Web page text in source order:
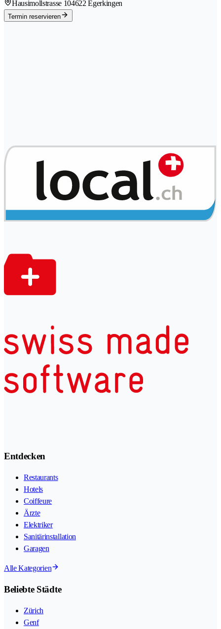
Hausimollstrasse 104622 Egerkingen
Termin reservieren
Entdecken
Restaurants
Hotels
Coiffeure
Ärzte
Elektriker
Sanitärinstallation
Garagen
Alle Kategorien
Beliebte Städte
Zürich
Genf